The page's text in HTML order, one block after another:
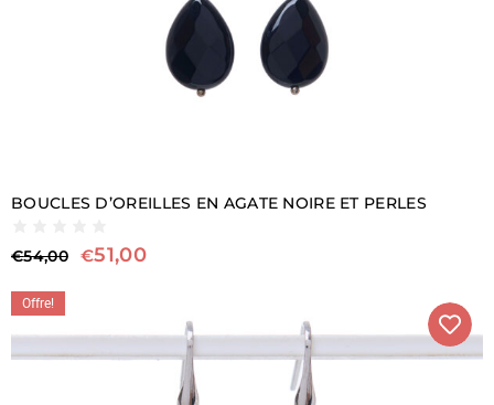
BOUCLES D’OREILLES EN AGATE NOIRE ET PERLES
€54,00 €51,00
Offre!